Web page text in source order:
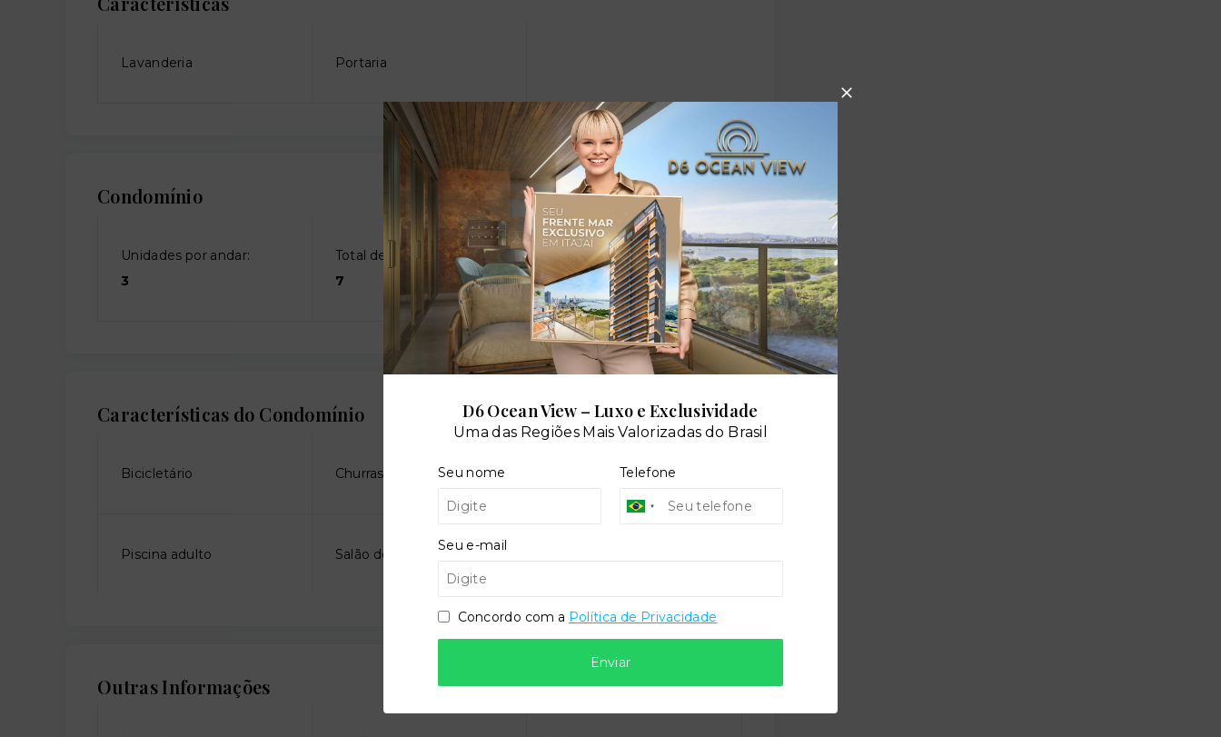
Lavanderia Portaria
Condomínio
Unidades por andar:
3
Total de andares:
7
Características do Condomínio
Bicicletário Churrasqueira Elevador social
Piscina adulto Salão de festas
Outras Informações
D6 Ocean View – Luxo e Exclusividade
Uma das Regiões Mais Valorizadas do Brasil
Seu nome Telefone
Seu e-mail
Concordo com a Política de Privacidade
Enviar